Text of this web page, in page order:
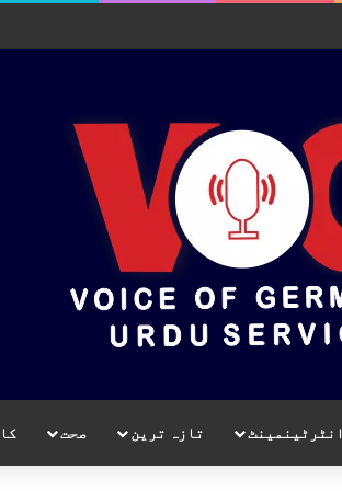
انٹرٹینمینٹ تازہ ترین صحت